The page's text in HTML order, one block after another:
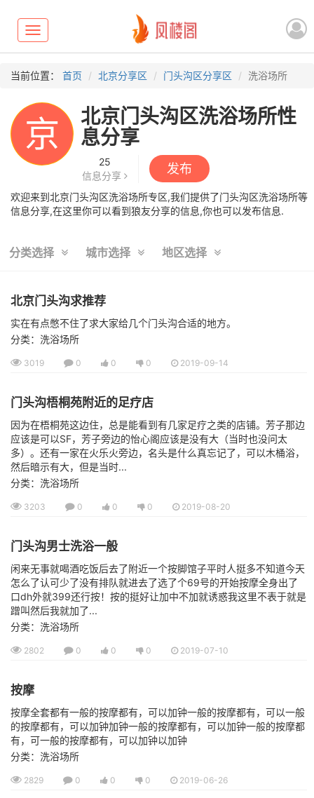
Toggle
navigation
当前位置： 首页 北京分享区 门头沟区分享区 洗浴场所
京
北京门头沟区洗浴场所性
息分享
25
信息分享
发布
欢迎来到北京门头沟区洗浴场所专区,我们提供了门头沟区洗浴场所等
信息分享,在这里你可以看到狼友分享的信息,你也可以发布信息.
分类选择 城市选择 地区选择
北京门头沟求推荐
实在有点憋不住了求大家给几个门头沟合适的地方。
分类：洗浴场所
3019 0 0 0 2019-09-14
门头沟梧桐苑附近的足疗店
因为在梧桐苑这边住，总是能看到有几家足疗之类的店铺。芳子那边
应该是可以SF，芳子旁边的怡心阁应该是没有大（当时也没问太
多）。还有一家在火乐火旁边，名头是什么真忘记了，可以木桶浴，
然后暗示有大，但是当时...
分类：洗浴场所
3203 0 0 0 2019-08-20
门头沟男士洗浴一般
闲来无事就喝酒吃饭后去了附近一个按脚馆子平时人挺多不知道今天
怎么了认可少了没有排队就进去了选了个69号的开始按摩全身出了
口dh外就399还行按！按的挺好让加中不加就诱惑我这里不表于就是
蹭叫然后我就加了...
分类：洗浴场所
2802 0 0 0 2019-07-10
按摩
按摩全套都有一般的按摩都有，可以加钟一般的按摩都有，可以一般
的按摩都有，可以加钟加钟一般的按摩都有，可以加钟一般的按摩都
有，可一般的按摩都有，可以加钟以加钟
分类：洗浴场所
2829 0 0 0 2019-06-26